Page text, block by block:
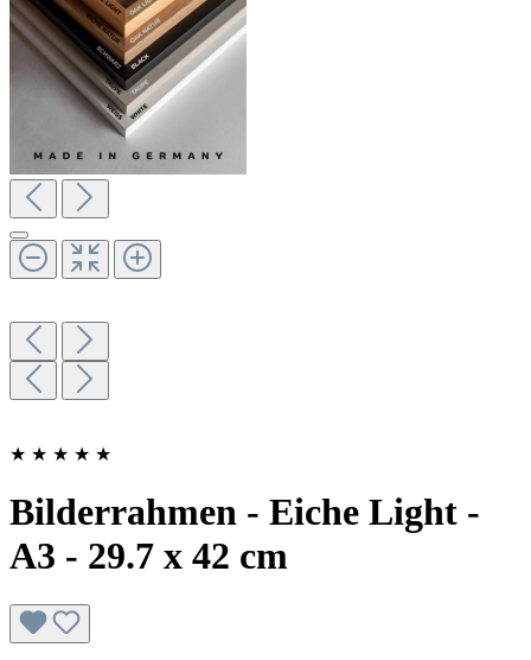
★ ★ ★ ★ ★
Bilderrahmen - Eiche Light -
A3 - 29.7 x 42 cm